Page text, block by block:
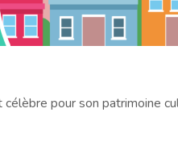
pour son patrimoine